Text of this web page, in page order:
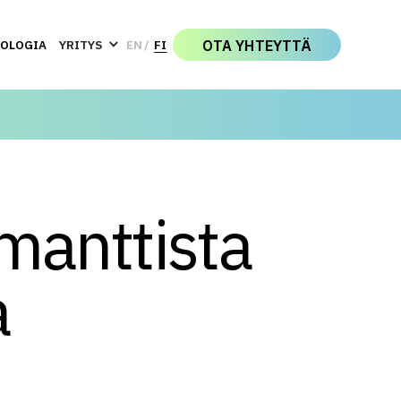
YRITYS EN FI OTA YHTEYTTÄ